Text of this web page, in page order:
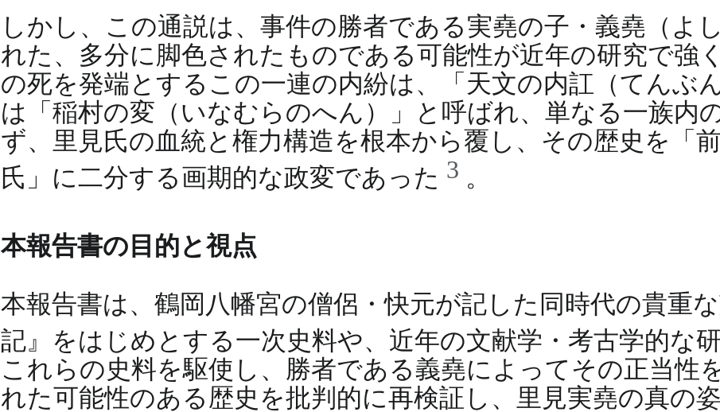
しかし、この通説は、事件の勝者である実堯の子・義堯（よ
れた、多分に脚色されたものである可能性が近年の研究で強
の死を発端とするこの一連の内紛は、「天文の内訌（てんぶ
は「稲村の変（いなむらのへん）」と呼ばれ、単なる一族内
ず、里見氏の血統と権力構造を根本から覆し、その歴史を「
氏」に二分する画期的な政変であった 3 。
本報告書の目的と視点
本報告書は、鶴岡八幡宮の僧侶・快元が記した同時代の貴重
記』をはじめとする一次史料や、近年の文献学・考古学的な
これらの史料を駆使し、勝者である義堯によってその正当性
れた可能性のある歴史を批判的に再検証し、里見実堯の真の